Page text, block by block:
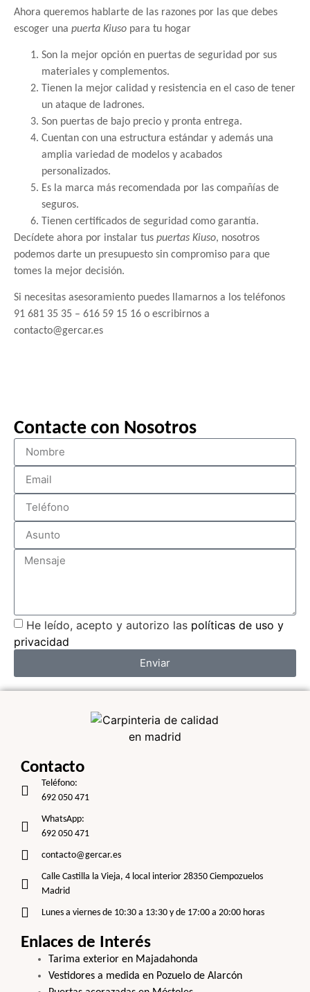
Ahora queremos hablarte de las razones por las que debes
escoger una puerta Kiuso para tu hogar
Son la mejor opción en puertas de seguridad por sus
materiales y complementos.
Tienen la mejor calidad y resistencia en el caso de tener
un ataque de ladrones.
Son puertas de bajo precio y pronta entrega.
Cuentan con una estructura estándar y además una
amplia variedad de modelos y acabados
personalizados.
Es la marca más recomendada por las compañías de
seguros.
Tienen certificados de seguridad como garantía.
Decídete ahora por instalar tus puertas Kiuso, nosotros
podemos darte un presupuesto sin compromiso para que
tomes la mejor decisión.
Si necesitas asesoramiento puedes llamarnos a los teléfonos
91 681 35 35 – 616 59 15 16 o escribirnos a
contacto@gercar.es
Contacte con Nosotros
He leído, acepto y autorizo las políticas de uso y
privacidad
Enviar
Contacto
Teléfono:
692 050 471
WhatsApp:
692 050 471
contacto@gercar.es
Calle Castilla la Vieja, 4 local interior 28350 Ciempozuelos
Madrid
Lunes a viernes de 10:30 a 13:30 y de 17:00 a 20:00 horas
Enlaces de Interés
Tarima exterior en Majadahonda
Vestidores a medida en Pozuelo de Alarcón